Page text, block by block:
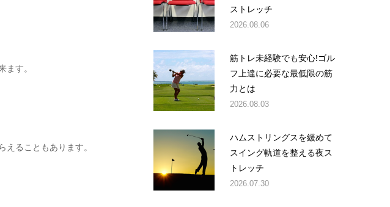
ます。
ることもあります。
ストレッチ
2026.08.06
筋トレ未経験でも安心!ゴル
フ上達に必要な最低限の筋
力とは
2026.08.03
ハムストリングスを緩めて
スイング軌道を整える夜ス
トレッチ
2026.07.30